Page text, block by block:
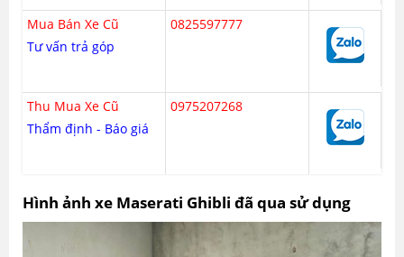
Mua Bán Xe Cũ
Tư vấn trả góp
0825597777
Thu Mua Xe Cũ
Thẩm định - Báo giá
0975207268
Hình ảnh xe Maserati Ghibli đã qua sử dụng